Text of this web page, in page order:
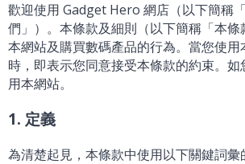
歡迎使用 Gadget Hero 網店（以下簡稱
們」）。本條款及細則（以下簡稱「本條
本網站及購買數碼產品的行為。當您使用
時，即表示您同意接受本條款的約束。
用本網站。
1. 定義
為清楚起見，本條款中使用以下關鍵詞彙